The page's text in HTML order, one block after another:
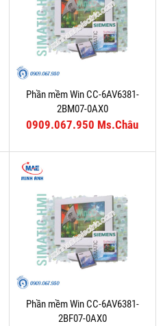
Phần mềm Win CC-6AV6381-
2BM07-0AX0
0909.067.950 Ms.Châu
Phần mềm Win CC-6AV6381-
2BF07-0AX0